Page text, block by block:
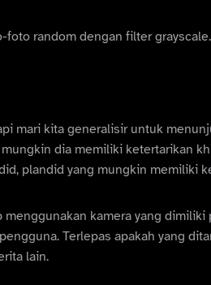
random dengan filter grayscale.
mari kita generalisir untuk
dia memiliki ketertarikan
plandid yang mungkin memiliki
kamera yang dimiliki
Terlepas apakah yang
lain.